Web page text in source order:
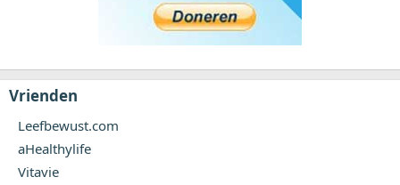
Vrienden
Leefbewust.com
aHealthylife
Vitavie